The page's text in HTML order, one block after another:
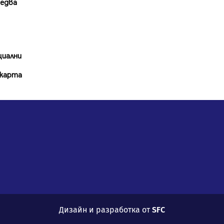
Дизайн и разработка отSFC